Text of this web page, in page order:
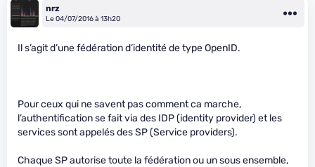
nrz
Le 04/07/2016 à 13h20
Il s’agit d’une fédération d’identité de type OpenID.
Pour ceux qui ne savent pas comment ca marche,
l’authentification se fait via des IDP (identity provider) et les
services sont appelés des SP (Service providers).
Chaque SP autorise toute la fédération ou un sous ensemble,